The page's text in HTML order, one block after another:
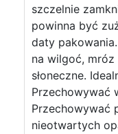
szczelnie
powinna być
daty
na wilgoć, mróz
słoneczne.
Przechowywać
Przechowywać
nieotwartych